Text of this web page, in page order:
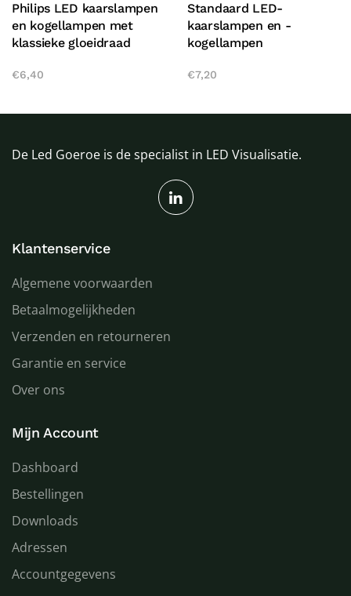
Philips LED kaarslampen
en kogellampen met
klassieke gloeidraad
€6,40
Standaard LED-
kaarslampen en -
kogellampen
€7,20
De Led Goeroe is de specialist in LED Visualisatie.
Klantenservice
Algemene voorwaarden
Betaalmogelijkheden
Verzenden en retourneren
Garantie en service
Over ons
Mijn Account
Dashboard
Bestellingen
Downloads
Adressen
Accountgegevens